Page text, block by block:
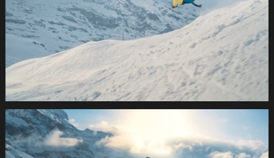
SUVA
Wintersport2021
1.13.1